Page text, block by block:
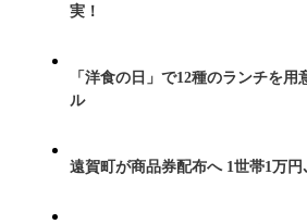
実！
「洋食の日」で12種のランチを
ル
遠賀町が商品券配布へ 1世帯1万円